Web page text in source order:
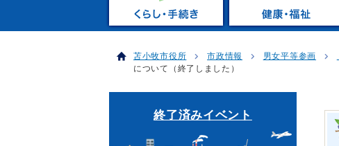
苫小牧市役所 市政情報 男女平等参画
について（終了しました）
終了済みイベント